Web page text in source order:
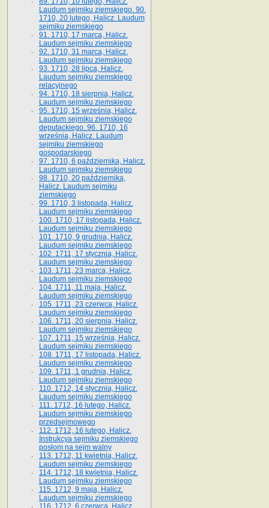
Laudum sejmiku ziemskiego. 90.
1710, 20 lutego, Halicz. Laudum
sejmiku ziemskiego
91. 1710, 17 marca, Halicz.
Laudum sejmiku ziemskiego
92. 1710, 31 marca, Halicz.
Laudum sejmiku ziemskiego
93. 1710, 28 lipca, Halicz.
Laudum sejmiku ziemskiego
relacyjnego
94. 1710, 18 sierpnia, Halicz.
Laudum sejmiku ziemskiego
95. 1710, 15 września, Halicz.
Laudum sejmiku ziemskiego
deputackiego. 96. 1710, 16
września, Halicz. Laudum
sejmiku ziemskiego
gospodarskiego
97. 1710, 6 października, Halicz.
Laudum sejmiku ziemskiego
98. 1710, 20 października,
Halicz. Laudum sejmiku
ziemskiego
99. 1710, 3 listopada, Halicz.
Laudum sejmiku ziemskiego
100. 1710, 17 listopada, Halicz.
Laudum sejmiku ziemskiego
101. 1710, 9 grudnia, Halicz.
Laudum sejmiku ziemskiego
102. 1711, 17 stycznia, Halicz.
Laudum sejmiku ziemskiego
103. 1711, 23 marca, Halicz.
Laudum sejmiku ziemskiego
104. 1711, 11 maja, Halicz.
Laudum sejmiku ziemskiego
105. 1711, 23 czerwca, Halicz.
Laudum sejmiku ziemskiego
106. 1711, 20 sierpnia, Halicz.
Laudum sejmiku ziemskiego
107. 1711, 15 września, Halicz.
Laudum sejmiku ziemskiego
108. 1711, 17 listopada, Halicz.
Laudum sejmiku ziemskiego
109. 1711, 1 grudnia, Halicz.
Laudum sejmiku ziemskiego
110. 1712, 14 stycznia, Halicz.
Laudum sejmiku ziemskiego
111. 1712, 16 lutego, Halicz.
Laudum sejmiku ziemskiego
przedsejmowego
112. 1712, 16 lutego, Halicz.
Instrukcya sejmiku ziemskiego
posłom na sejm walny
113. 1712, 11 kwietnia, Halicz.
Laudum sejmiku ziemskiego
114. 1712, 18 kwietnia, Halicz.
Laudum sejmiku ziemskiego
115. 1712, 9 maja, Halicz.
Laudum sejmiku ziemskiego
116. 1712, 6 czerwca, Halicz.